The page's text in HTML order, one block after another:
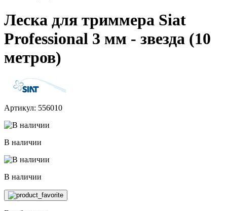
Леска для триммера Siat
Professional 3 мм - звезда (10
метров)
Артикул: 556010
В наличии
В наличии